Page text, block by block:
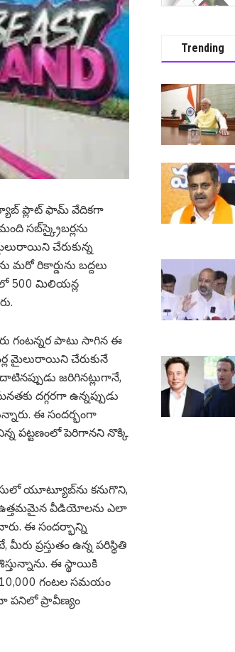
ప్లాట్ ఫామ్ వేదిక‌గా
సబ్‌స్క్రైబర్లను
చేరుకున్న
రికార్డును బద్దలు
500 మిలియన్ల
గంటన్నర పాటు సాగిన ఈ
మైలురాయిని చేరుకునే
జరిగినట్లుగానే,
దగ్గరగా ఉన్నప్పుడు
ఈ సందర్భంగా
పట్టణంలో పెరిగానని నొక్కి
యూట్యూబ్‌ను కనుగొని,
ఉత్తమమైన వీడియోలను ఎలా
ఈ సందర్భాన్ని
ప్రస్తుతం ఉన్న పరిస్థితి
ఈ స్థాయికి
గంటల సమయం
పనిలో ప్రావీణ్యం
Trending